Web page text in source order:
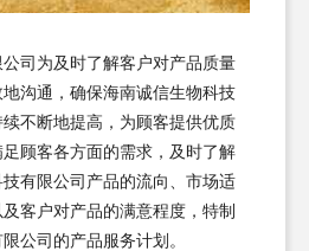
司为及时了解客户对产品质量
沟通，确保海南诚信生物科技
不断地提高，为顾客提供优质
顾客各方面的需求，及时了解
有限公司产品的流向、市场适
客户对产品的满意程度，特制
公司的产品服务计划。